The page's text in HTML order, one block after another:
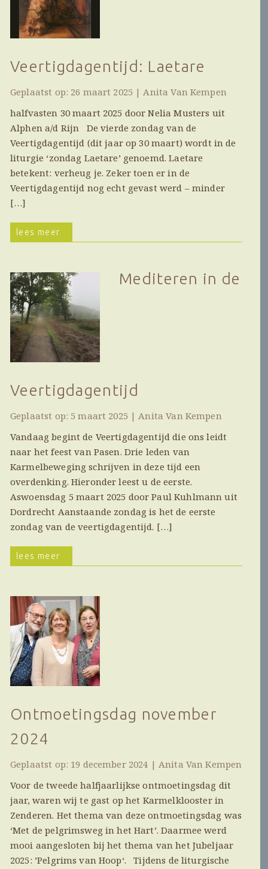
Veertigdagentijd: Laetare
Geplaatst op: 26 maart 2025 | Anita Van Kempen
halfvasten 30 maart 2025 door Nelia Musters uit
Alphen a/d Rijn De vierde zondag van de
Veertigdagentijd (dit jaar op 30 maart) wordt in de
liturgie ‘zondag Laetare’ genoemd. Laetare
betekent: verheug je. Zeker toen er in de
Veertigdagentijd nog echt gevast werd – minder
[…]
lees meer
Mediteren in de
Veertigdagentijd
Geplaatst op: 5 maart 2025 | Anita Van Kempen
Vandaag begint de Veertigdagentijd die ons leidt
naar het feest van Pasen. Drie leden van
Karmelbeweging schrijven in deze tijd een
overdenking. Hieronder leest u de eerste.
Aswoensdag 5 maart 2025 door Paul Kuhlmann uit
Dordrecht Aanstaande zondag is het de eerste
zondag van de veertigdagentijd. […]
lees meer
Ontmoetingsdag november
2024
Geplaatst op: 19 december 2024 | Anita Van Kempen
Voor de tweede halfjaarlijkse ontmoetingsdag dit
jaar, waren wij te gast op het Karmelklooster in
Zenderen. Het thema van deze ontmoetingsdag was
‘Met de pelgrimsweg in het Hart’. Daarmee werd
mooi aangesloten bij het thema van het Jubeljaar
2025: ’Pelgrims van Hoop‘. Tijdens de liturgische